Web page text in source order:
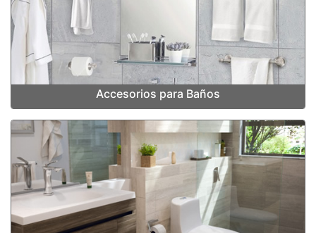
Accesorios para Baños